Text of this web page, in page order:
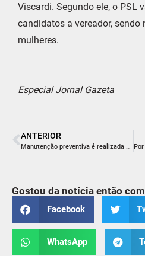
Viscardi. Segundo ele, o PSL
candidatos a vereador, sendo
mulheres.
Especial Jornal Gazeta
ANTERIOR
Manutenção preventiva é realizada na Subestação Rincão
Gostou da notícia então
Facebook
WhatsApp